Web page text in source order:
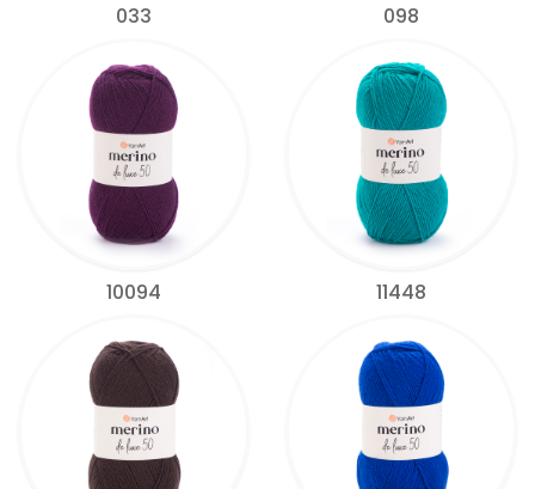
033 098
10094 11448